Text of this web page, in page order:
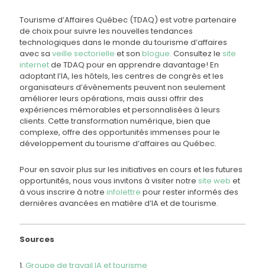
Tourisme d’Affaires Québec (TDAQ) est votre partenaire
de choix pour suivre les nouvelles tendances
technologiques dans le monde du tourisme d’affaires
avec sa veille sectorielle et son blogue. Consultez le site
internetde TDAQ pour en apprendre davantage! En
adoptant l’IA, les hôtels, les centres de congrès et les
organisateurs d’évènements peuvent non seulement
améliorer leurs opérations, mais aussi offrir des
expériences mémorables et personnalisées à leurs
clients. Cette transformation numérique, bien que
complexe, offre des opportunités immenses pour le
développement du tourisme d’affaires au Québec.
Pour en savoir plus sur les initiatives en cours et les futures
opportunités, nous vous invitons à visiter notre site web et
à vous inscrire à notre infolettre pour rester informés des
dernières avancées en matière d’IA et de tourisme.
Sources
1. Groupe de travail IA et tourisme